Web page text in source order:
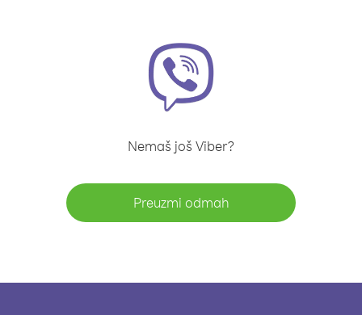
Nemaš još Viber?
Preuzmi odmah